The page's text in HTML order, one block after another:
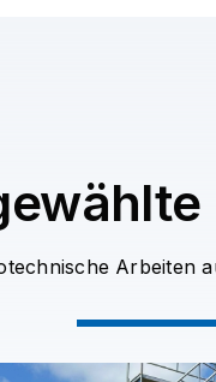
Arbeiten